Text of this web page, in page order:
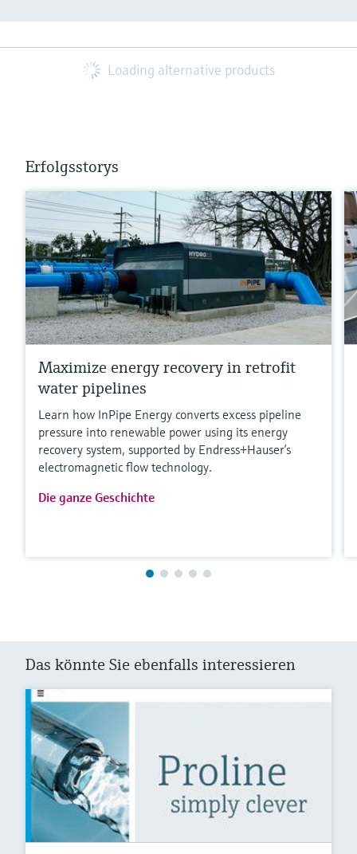
Loading alternative products
Erfolgsstorys
Maximize energy recovery in retrofit
water pipelines
Learn how InPipe Energy converts excess pipeline
pressure into renewable power using its energy
recovery system, supported by Endress+Hauser’s
electromagnetic flow technology.
Die ganze Geschichte
Das könnte Sie ebenfalls interessieren